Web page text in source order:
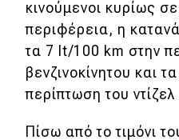
κινούμενοι κυρίως
περιφέρεια, η
τα 7 lt/100 km στην
βενζινοκίνητου και
περίπτωση του ντίζελ
Πίσω από το τιμόνι